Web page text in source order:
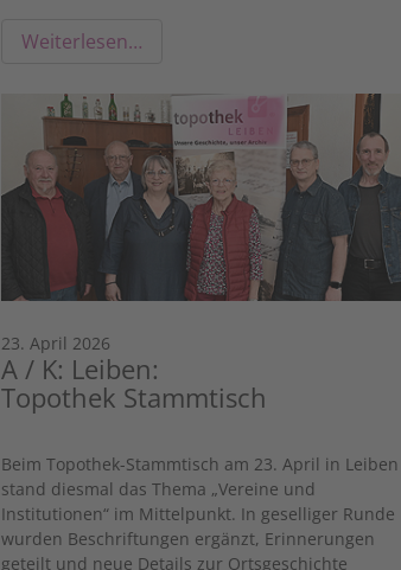
Weiterlesen…
23. April 2026
A / K: Leiben:
Topothek Stammtisch
Beim Topothek-Stammtisch am 23. April in Leiben
stand diesmal das Thema „Vereine und
Institutionen“ im Mittelpunkt. In geselliger Runde
wurden Beschriftungen ergänzt, Erinnerungen
geteilt und neue Details zur Ortsgeschichte